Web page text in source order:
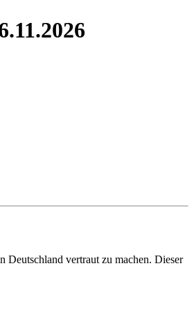
Deutschland vertraut zu machen. Dieser